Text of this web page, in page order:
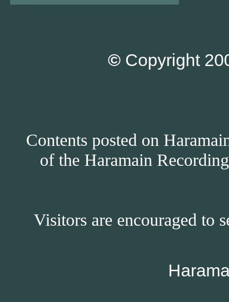
© Copyright
Contents posted on
of the Haramain
Visitors are encouraged to